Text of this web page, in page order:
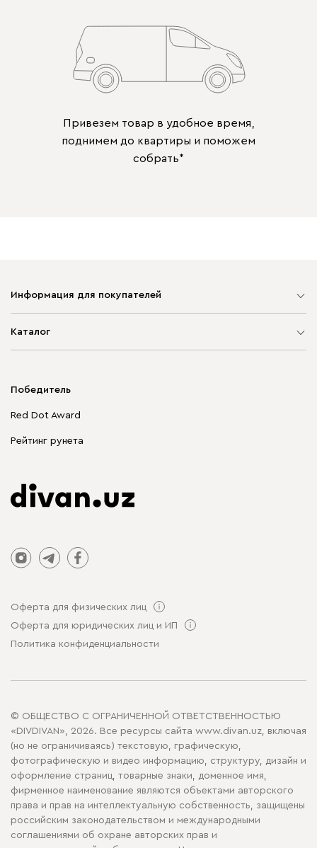
Привезем товар в удобное время,
поднимем до квартиры и поможем
собрать*
Информация для покупателей
Каталог
Корпусная мебель
Столы и стулья
Победитель
Red Dot Award
Рейтинг рунета
Оферта для физических лиц
Оферта для юридических лиц и ИП
Политика конфиденциальности
© ОБЩЕСТВО С ОГРАНИЧЕННОЙ ОТВЕТСТВЕННОСТЬЮ
«DIVDIVAN», 2026. Все ресурсы сайта www.divan.uz, включая
(но не ограничиваясь) текстовую, графическую,
фотографическую и видео информацию, структуру, дизайн и
оформление страниц, товарные знаки, доменное имя,
фирменное наименование являются объектами авторского
права и прав на интеллектуальную собственность, защищены
российским законодательством и международными
соглашениями об охране авторских прав и